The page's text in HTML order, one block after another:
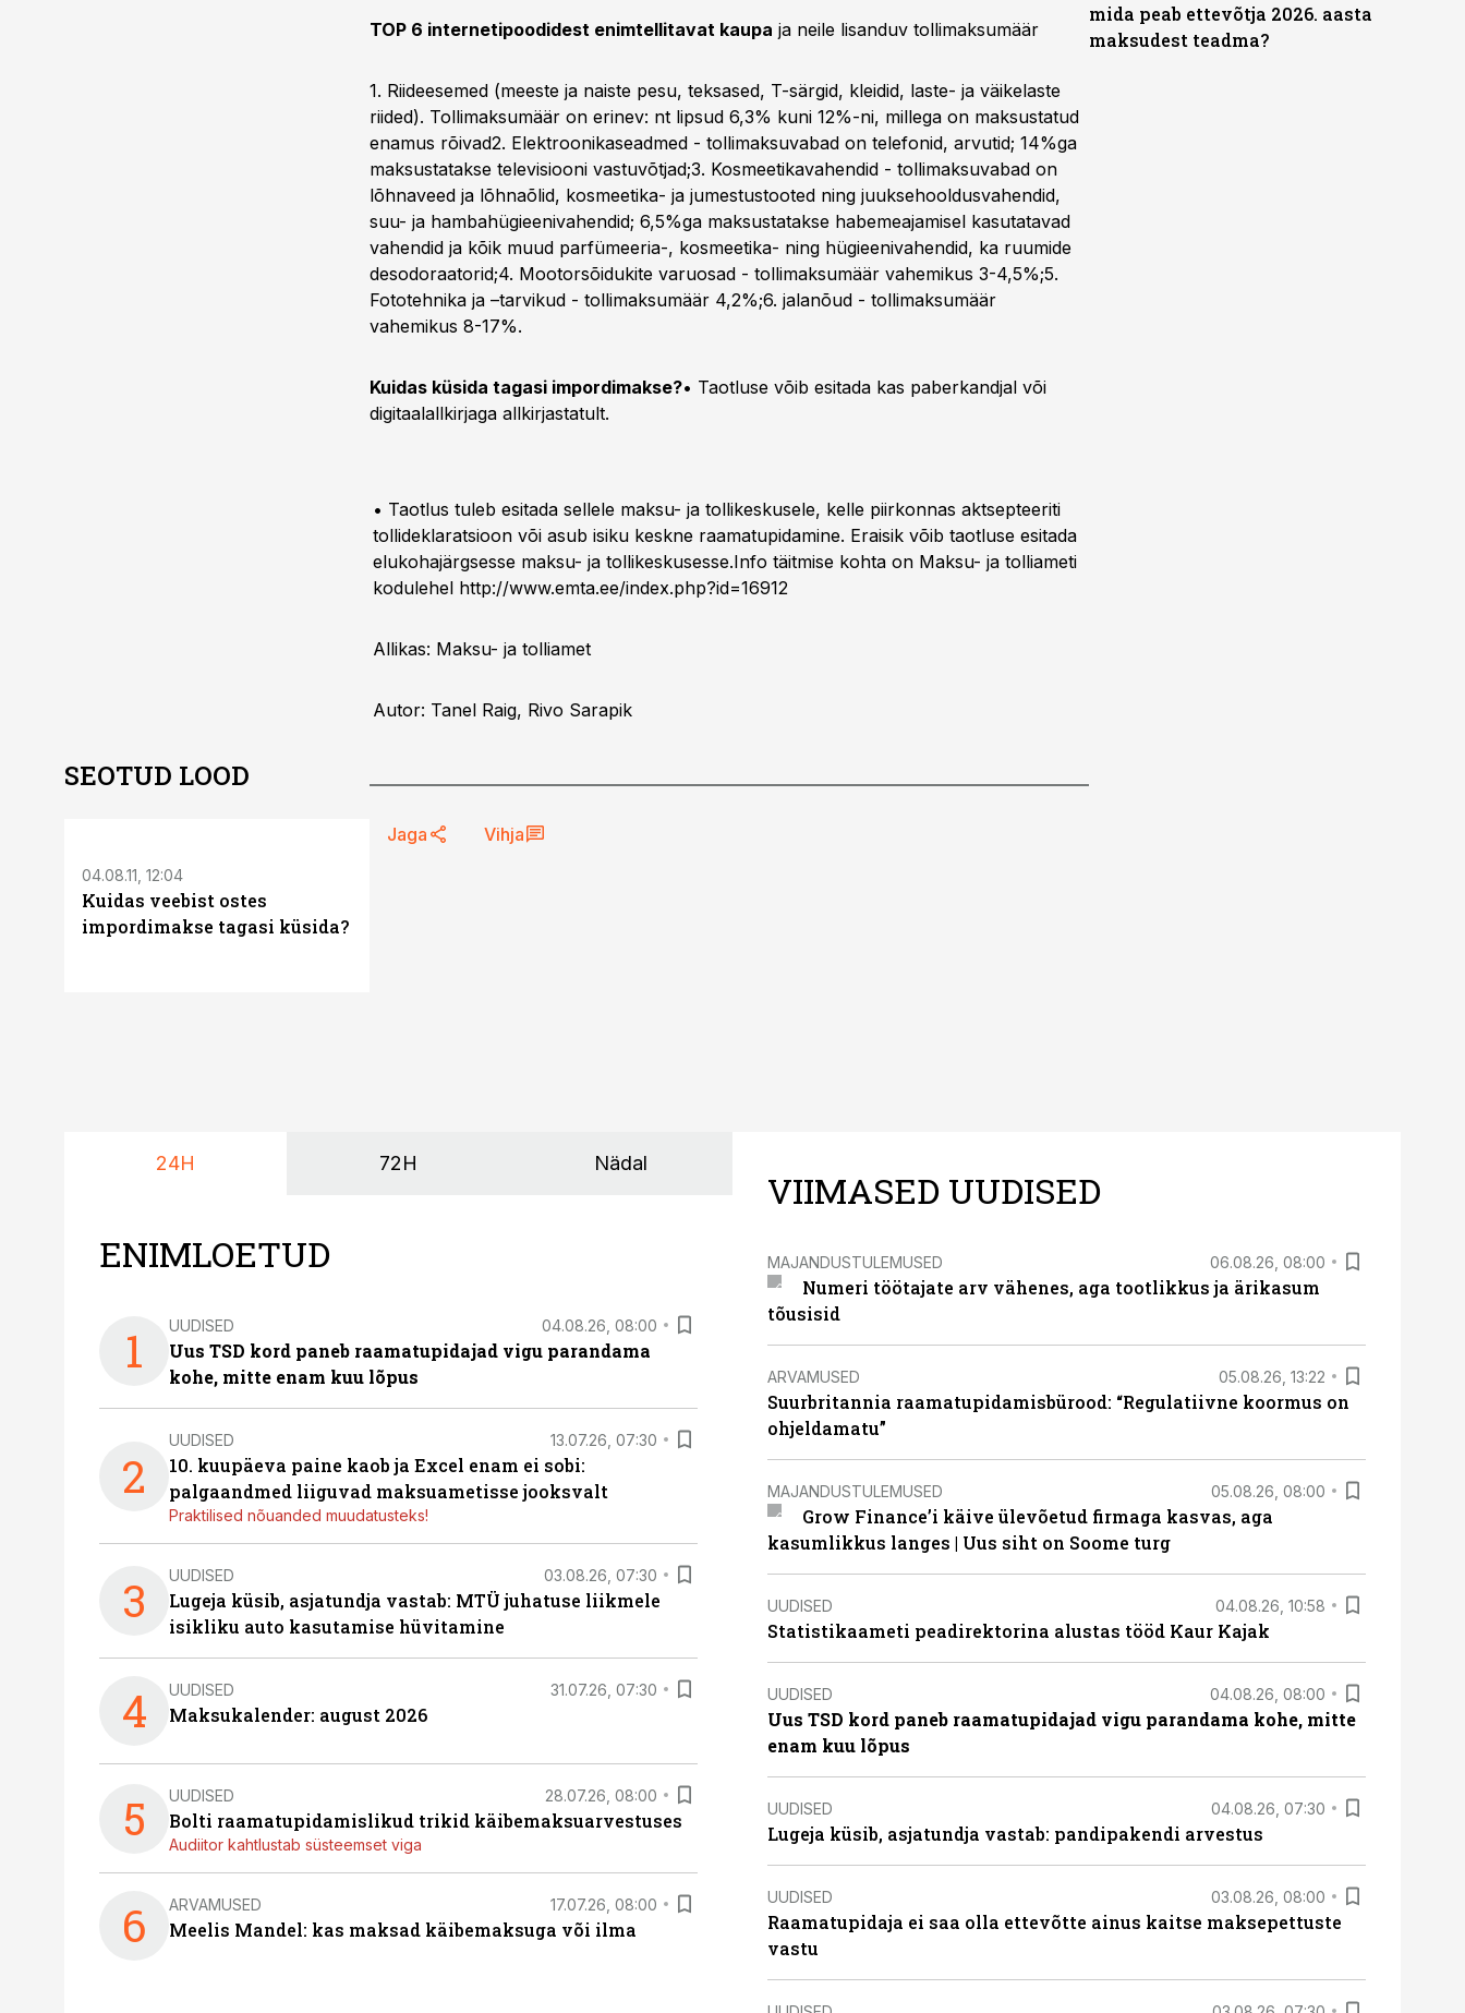
TOP 6 internetipoodidest enimtellitavat kaupa ja neile lisanduv tollimaksumäär
1. Riideesemed (meeste ja naiste pesu, teksased, T-särgid, kleidid, laste- ja väikelaste
riided). Tollimaksumäär on erinev: nt lipsud 6,3% kuni 12%-ni, millega on maksustatud
enamus rõivad2. Elektroonikaseadmed - tollimaksuvabad on telefonid, arvutid; 14%ga
maksustatakse televisiooni vastuvõtjad;3. Kosmeetikavahendid - tollimaksuvabad on
lõhnaveed ja lõhnaõlid, kosmeetika- ja jumestustooted ning juuksehooldusvahendid,
suu- ja hambahügieenivahendid; 6,5%ga maksustatakse habemeajamisel kasutatavad
vahendid ja kõik muud parfümeeria-, kosmeetika- ning hügieenivahendid, ka ruumide
desodoraatorid;4. Mootorsõidukite varuosad - tollimaksumäär vahemikus 3-4,5%;5.
Fototehnika ja –tarvikud - tollimaksumäär 4,2%;6. jalanõud - tollimaksumäär
vahemikus 8-17%.
Kuidas küsida tagasi impordimakse?• Taotluse võib esitada kas paberkandjal või
digitaalallkirjaga allkirjastatult.
mida peab ettevõtja 2026. aasta
maksudest teadma?
• Taotlus tuleb esitada sellele maksu- ja tollikeskusele, kelle piirkonnas aktsepteeriti
tollideklaratsioon või asub isiku keskne raamatupidamine. Eraisik võib taotluse esitada
elukohajärgsesse maksu- ja tollikeskusesse.Info täitmise kohta on Maksu- ja tolliameti
kodulehel http://www.emta.ee/index.php?id=16912
Allikas: Maksu- ja tolliamet
Autor: Tanel Raig, Rivo Sarapik
Jaga Vihja
SEOTUD LOOD
04.08.11, 12:04
Kuidas veebist ostes
impordimakse tagasi küsida?
ST
24H 72H Nädal
ENIMLOETUD
1 UUDISED 04.08.26, 08:00
Uus TSD kord paneb raamatupidajad vigu parandama
kohe, mitte enam kuu lõpus
2
UUDISED 13.07.26, 07:30
10. kuupäeva paine kaob ja Excel enam ei sobi:
palgaandmed liiguvad maksuametisse jooksvalt
Praktilised nõuanded muudatusteks!
3 UUDISED 03.08.26, 07:30
Lugeja küsib, asjatundja vastab: MTÜ juhatuse liikmele
isikliku auto kasutamise hüvitamine
4 UUDISED 31.07.26, 07:30
Maksukalender: august 2026
5 UUDISED 28.07.26, 08:00
Bolti raamatupidamislikud trikid käibemaksuarvestuses
Audiitor kahtlustab süsteemset viga
6 ARVAMUSED 17.07.26, 08:00
Meelis Mandel: kas maksad käibemaksuga või ilma
VIIMASED UUDISED
MAJANDUSTULEMUSED 06.08.26, 08:00
Numeri töötajate arv vähenes, aga tootlikkus ja ärikasum
tõusisid
ARVAMUSED 05.08.26, 13:22
Suurbritannia raamatupidamisbürood: “Regulatiivne koormus on
ohjeldamatu”
MAJANDUSTULEMUSED 05.08.26, 08:00
Grow Finance’i käive ülevõetud firmaga kasvas, aga
kasumlikkus langes | Uus siht on Soome turg
UUDISED 04.08.26, 10:58
Statistikaameti peadirektorina alustas tööd Kaur Kajak
UUDISED 04.08.26, 08:00
Uus TSD kord paneb raamatupidajad vigu parandama kohe, mitte
enam kuu lõpus
UUDISED 04.08.26, 07:30
Lugeja küsib, asjatundja vastab: pandipakendi arvestus
UUDISED 03.08.26, 08:00
Raamatupidaja ei saa olla ettevõtte ainus kaitse maksepettuste
vastu